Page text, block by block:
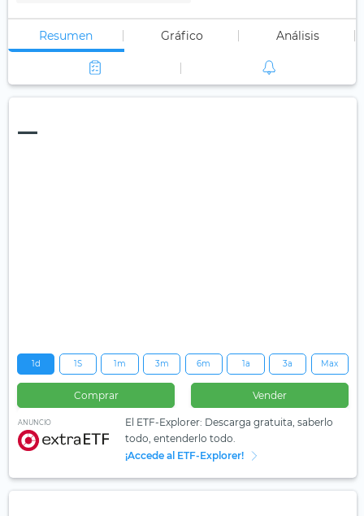
Resumen Gráfico Análisis
—
1d 1S 1m 3m 6m 1a 3a Max
Comprar Vender
ANUNCIO
El ETF-Explorer: Descarga gratuita, saberlo
todo, entenderlo todo.
¡Accede al ETF-Explorer!